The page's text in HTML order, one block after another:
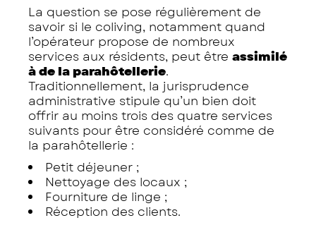
La question se pose régulièrement de
savoir si le coliving, notamment quand
l’opérateur propose de nombreux
services aux résidents, peut être assimilé
à de la parahôtellerie.
Traditionnellement, la jurisprudence
administrative stipule qu’un bien doit
offrir au moins trois des quatre services
suivants pour être considéré comme de
la parahôtellerie :
Petit déjeuner ;
Nettoyage des locaux ;
Fourniture de linge ;
Réception des clients.